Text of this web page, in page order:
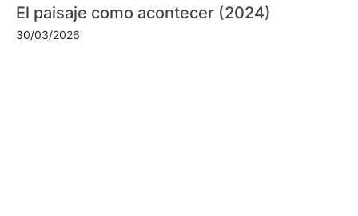
El paisaje como acontecer (2024)
30/03/2026